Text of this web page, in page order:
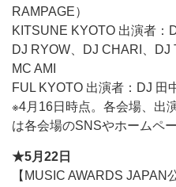
RAMPAGE）
KITSUNE KYOTO 出演者：
DJ RYOW、DJ CHARI、
MC AMI
FUL KYOTO 出演者：DJ 田
※4月16日時点。各会場、出
は各会場のSNSやホームペー
★5月22日
【MUSIC AWARDS